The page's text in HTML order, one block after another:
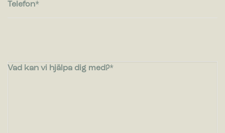
Telefon
Vad kan vi hjälpa dig med?